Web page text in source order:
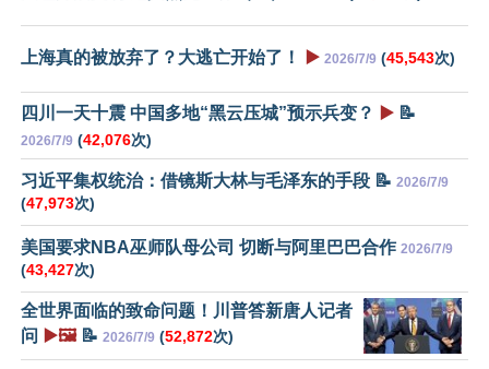
上海真的被放弃了？大逃亡开始了！ ▶️ 2026/7/9 (45,543次)
四川一天十震 中国多地“黑云压城”预示兵变？ ▶️ 📝
2026/7/9 (42,076次)
习近平集权统治：借镜斯大林与毛泽东的手段 📝 2026/7/9
(47,973次)
美国要求NBA巫师队母公司 切断与阿里巴巴合作 2026/7/9
(43,427次)
全世界面临的致命问题！川普答新唐人记者
问 ▶️🖼️📝 2026/7/9 (52,872次)